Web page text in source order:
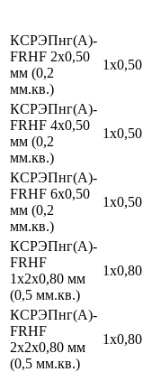
КСРЭПнг(А)-
FRHF 2х0,50
мм (0,2
мм.кв.)
1х0,50
КСРЭПнг(А)-
FRHF 4х0,50
мм (0,2
мм.кв.)
1х0,50
КСРЭПнг(А)-
FRHF 6х0,50
мм (0,2
мм.кв.)
1х0,50
КСРЭПнг(А)-
FRHF
1х2х0,80 мм
(0,5 мм.кв.)
1х0,80
КСРЭПнг(А)-
FRHF
2х2х0,80 мм
(0,5 мм.кв.)
1х0,80